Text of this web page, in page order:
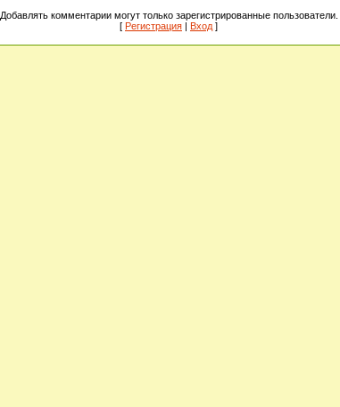
Добавлять комментарии могут только зарегистрированные пользователи.
[ Регистрация Вход ]